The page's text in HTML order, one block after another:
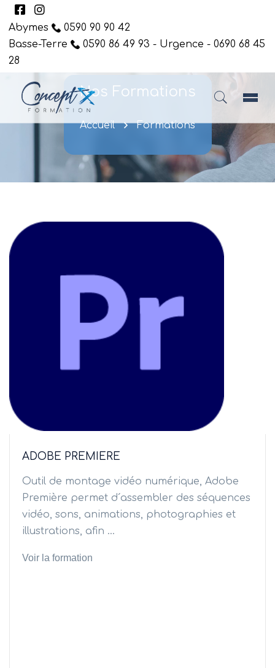
Abymes
0590 90 90 42
Basse-Terre
0590 86 49 93 - Urgence - 0690 68 45
28
Nos Formations
Accueil Formations
ADOBE PREMIERE
Outil de montage vidéo numérique, Adobe
Première permet d´assembler des séquences
vidéo, sons, animations, photographies et
illustrations, afin ...
Voir la formation